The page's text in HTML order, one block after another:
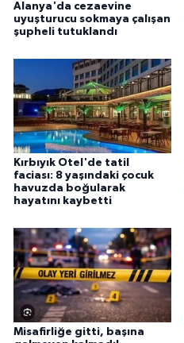
Alanya'da cezaevine
uyuşturucu sokmaya çalışan
şupheli tutuklandı
Kırbıyık Otel'de tatil
faciası: 8 yaşındaki çocuk
havuzda boğularak
hayatını kaybetti
Misafirliğe gitti, başına